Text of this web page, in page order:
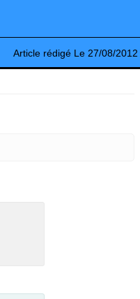
Article rédigé Le 27/08/2012